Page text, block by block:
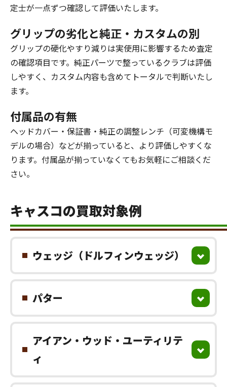
定士が一点ずつ確認して評価いたします。
グリップの劣化と純正・カスタムの別
グリップの硬化やすり減りは実使用に影響するため査定
の確認項目です。純正パーツで整っているクラブは評価
しやすく、カスタム内容も含めてトータルで判断いたし
ます。
付属品の有無
ヘッドカバー・保証書・純正の調整レンチ（可変機構モ
デルの場合）などが揃っていると、より評価しやすくな
ります。付属品が揃っていなくてもお気軽にご相談くだ
さい。
キャスコの買取対象例
ウェッジ（ドルフィンウェッジ）
パター
アイアン・ウッド・ユーティリテ
ィ